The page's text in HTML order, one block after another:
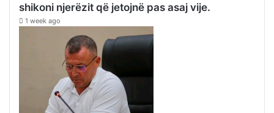
shikoni njerëzit që jetojnë pas asaj vije.
1 week ago